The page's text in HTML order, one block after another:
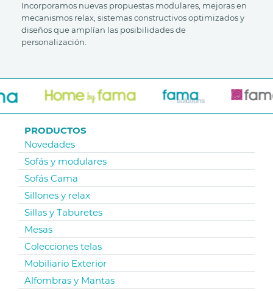
Incorporamos nuevas propuestas modulares, mejoras en
mecanismos relax, sistemas constructivos optimizados y
diseños que amplían las posibilidades de
personalización.
PRODUCTOS
Novedades
Sofás y modulares
Sofás Cama
Sillones y relax
Sillas y Taburetes
Mesas
Colecciones telas
Mobiliario Exterior
Alfombras y Mantas